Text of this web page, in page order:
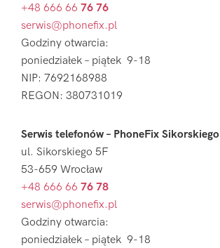
+48 666 66 76 76
serwis@phonefix.pl
Godziny otwarcia:
poniedziałek – piątek 9-18
NIP: 7692168988
REGON: 380731019
Serwis telefonów – PhoneFix Sikorskiego
ul. Sikorskiego 5F
53-659 Wrocław
+48 666 66 76 78
serwis@phonefix.pl
Godziny otwarcia:
poniedziałek – piątek 9-18